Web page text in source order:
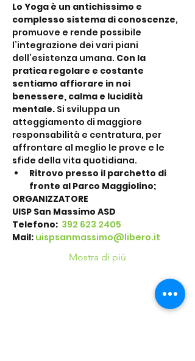
Lo Yoga è un antichissimo e
complesso sistema di conoscenze,
promuove e rende possibile
l’integrazione dei vari piani
dell’esistenza umana. Con la
pratica regolare e costante
sentiamo affiorare in noi
benessere, calma e lucidità
mentale. Si sviluppa un
atteggiamento di maggiore
responsabilità e centratura, per
affrontare al meglio le prove e le
sfide della vita quotidiana.
Ritrovo presso il parchetto di
fronte al Parco Maggiolino;
ORGANIZZATORE
UISP San Massimo ASD
Telefono: 392 623 2405
Mail: uispsanmassimo@libero.it
Mostra di più